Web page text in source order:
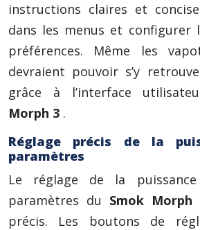
instructions claires et
dans les menus et configurer
préférences. Même les
devraient pouvoir s’y
grâce à l’interface
Morph 3 .
Réglage précis de la
paramètres
Le réglage de la
paramètres du Smok Morph
précis. Les boutons de